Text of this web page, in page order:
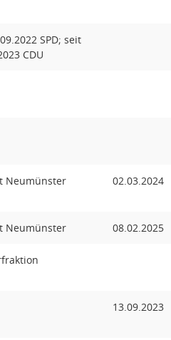
SPD; seit
CDU
Neumünster 02.03.2024
Neumünster 08.02.2025
13.09.2023